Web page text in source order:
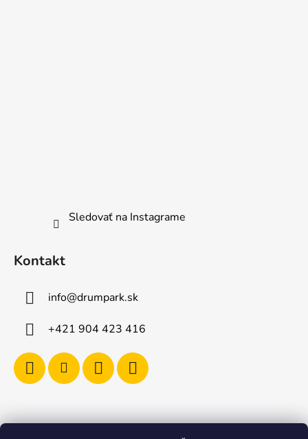
Sledovať na Instagrame
Kontakt
info@drumpark.sk
+421 904 423 416